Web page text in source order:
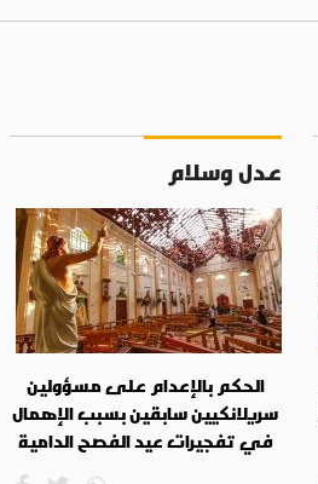
عدل وسلام
الحكم بالإعدام على مسؤولين
سريلانكيين سابقين بسبب الإهمال
في تفجيرات عيد الفصح الدامية